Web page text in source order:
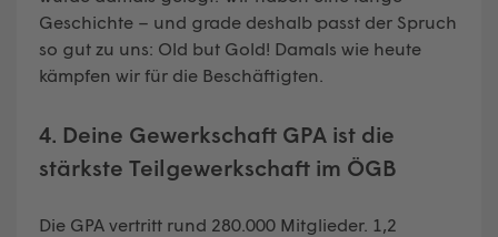
Geschichte – und grade deshalb passt der Spruch
so gut zu uns: Old but Gold! Damals wie heute
kämpfen wir für die Beschäftigten.
4. Deine Gewerkschaft GPA ist die
stärkste Teilgewerkschaft im ÖGB
Die GPA vertritt rund 280.000 Mitglieder. 1,2